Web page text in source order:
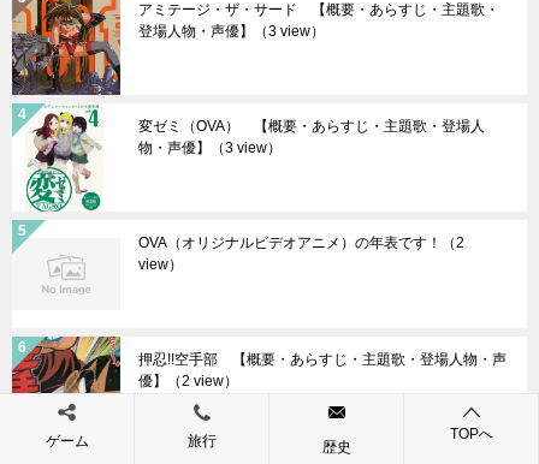
アミテージ・ザ・サード 【概要・あらすじ・主題歌・
登場人物・声優】
（3 view）
変ゼミ（OVA） 【概要・あらすじ・主題歌・登場人
物・声優】
（3 view）
OVA（オリジナルビデオアニメ）の年表です！
（2
view）
押忍!!空手部 【概要・あらすじ・主題歌・登場人物・声
優】
（2 view）
ゲーム 旅行 歴史
TOPへ